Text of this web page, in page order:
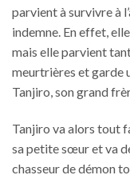
parvient à survivre à
indemne. En effet,
mais elle parvient
meurtrières et garde
Tanjiro, son grand
Tanjiro va alors tout
sa petite sœur et va
chasseur de démon